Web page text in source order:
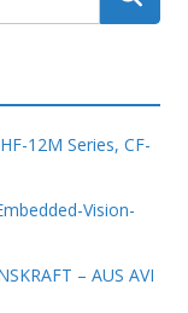
12M Series, CF-
Vision-
– AUS AVI